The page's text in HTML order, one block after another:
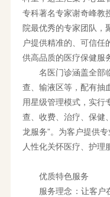
专科著名专家谢奇峰教
院最优秀的专家团队，
户提供精准的、可信任
供高品质的医疗保健服
名医门诊涵盖全部
查、输液区等，配有抽
用星级管理模式，实行
查、收费、治疗、保健
龙服务”。为客户提供
人性化关怀医疗、护理
优质特色服务
服务理念：让客户